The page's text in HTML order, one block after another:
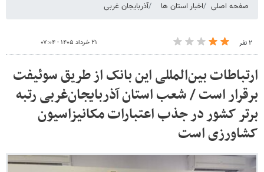
صفحه اصلی اخبار استان ها آذربایجان غربی
۲ نفر ۲۱ خرداد ۱۴۰۵ - ۰۷:۰۴
ارتباطات بین‌المللی این بانک از طریق سوئیفت
برقرار است / شعب استان آذربایجان‌غربی رتبه
برتر کشور در جذب اعتبارات مکانیزاسیون
کشاورزی است